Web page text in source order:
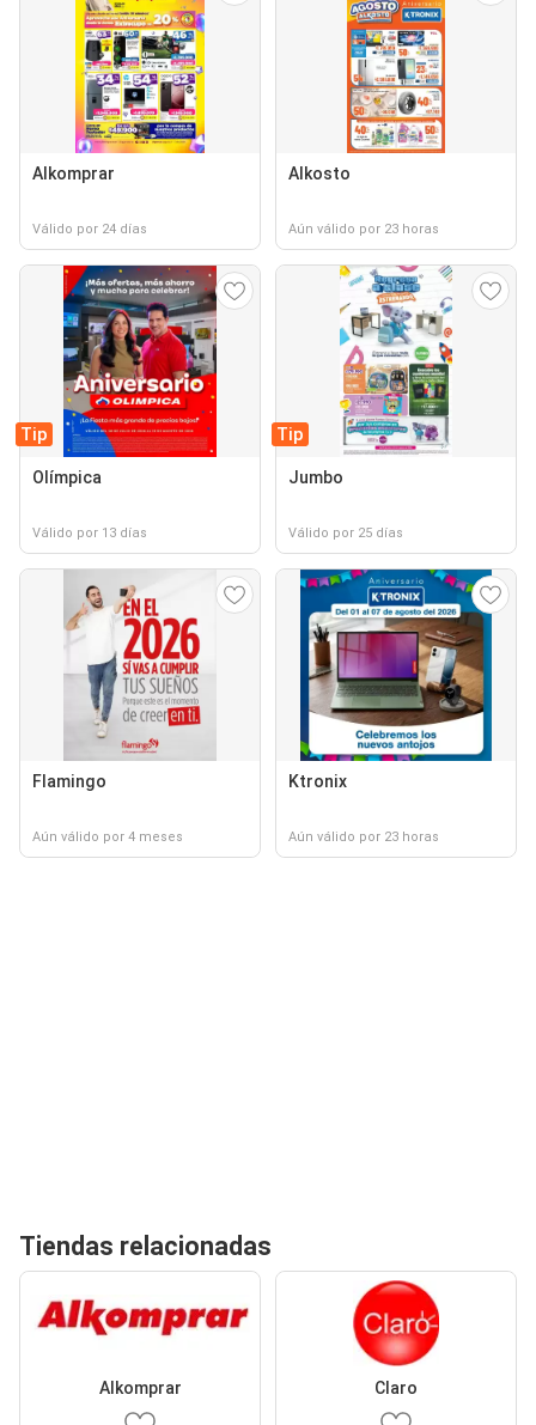
Alkomprar
Válido por 24 días
Alkosto
Aún válido por 23 horas
Tip
Olímpica
Válido por 13 días
Tip
Jumbo
Válido por 25 días
Flamingo
Aún válido por 4 meses
Ktronix
Aún válido por 23 horas
Tiendas relacionadas
Alkomprar Claro